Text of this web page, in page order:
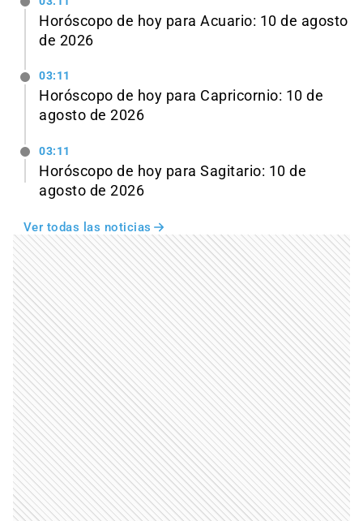
Horóscopo de hoy para Acuario: 10 de agosto
de 2026
03:11
Horóscopo de hoy para Capricornio: 10 de
agosto de 2026
03:11
Horóscopo de hoy para Sagitario: 10 de
agosto de 2026
Ver todas las noticias